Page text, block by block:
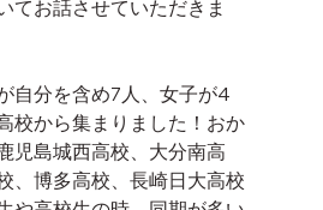
てお話させていただきま
自分を含め7人、女子が4
校から集まりました！おか
児島城西高校、大分南高
、博多高校、長崎日大高校